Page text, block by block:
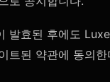
발효된 후에도
트된 약관에 동의